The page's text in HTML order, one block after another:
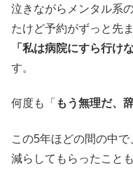
泣きながらメンタル系
たけど予約がずっと先
「私は病院にすら行け
す。
何度も「 もう無理だ、
この5年ほどの間の中
減らしてもらったこと